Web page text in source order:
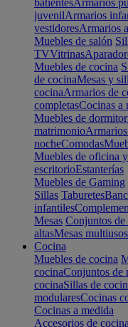
batientesArmarios
juvenilArmarios
vestidoresArmarios
Muebles de salón
TVVitrinas
Muebles de cocina
de cocinaMesas y
cocinaArmarios de
completasCocinas a
Muebles de
matrimonio
nocheComodas
Muebles de oficina
escritorioEstanterías
Muebles de Gaming
Sillas Taburetes
infantiles
Mesas Conjuntos de
altasMesas multiusos
Cocina
Muebles de cocina
cocinaConjuntos de
cocinaSillas de
modularesCocinas
Cocinas a medida
Accesorios de cocina